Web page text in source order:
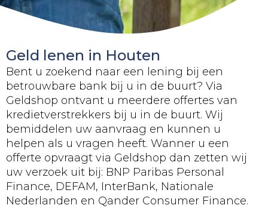
Geld lenen in Houten
Bent u zoekend naar een lening bij een
betrouwbare bank bij u in de buurt? Via
Geldshop ontvant u meerdere offertes van
kredietverstrekkers bij u in de buurt. Wij
bemiddelen uw aanvraag en kunnen u
helpen als u vragen heeft. Wanner u een
offerte opvraagt via Geldshop dan zetten wij
uw verzoek uit bij: BNP Paribas Personal
Finance, DEFAM, InterBank, Nationale
Nederlanden en Qander Consumer Finance.